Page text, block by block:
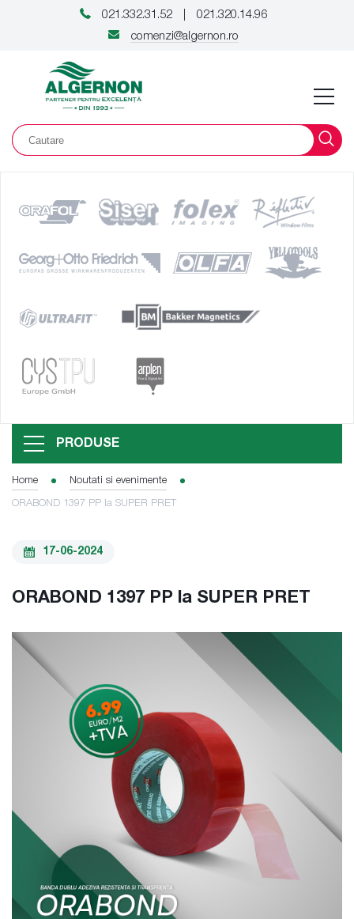
021.332.31.52
021.320.14.96
comenzi@algernon.ro
PRODUSE
Home Noutati si evenimente
ORABOND 1397 PP la SUPER PRET
17-06-2024
ORABOND 1397 PP la SUPER PRET